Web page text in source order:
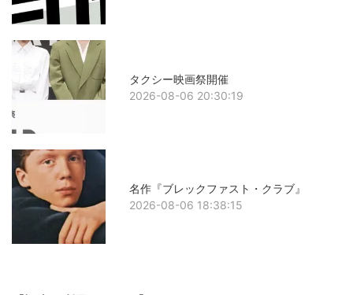
タクシー映画祭開催
2026-08-06 20:30:19
名作『ブレックファスト・クラブ』
2026-08-06 18:38:15